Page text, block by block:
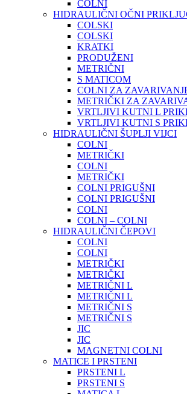
COLNI
HIDRAULIČNI OČNI
COLSKI
COLSKI
KRATKI
PRODUŽENI
METRIČNI
S MATICOM
COLNI ZA
METRIČKI ZA
VRTLJIVI KUTNI L
VRTLJIVI KUTNI S
HIDRAULIČNI ŠUPLJI VIJCI
COLNI
METRIČKI
COLNI
METRIČKI
COLNI PRIGUŠNI
COLNI PRIGUŠNI
COLNI
COLNI – COLNI
HIDRAULIČNI ČEPOVI
COLNI
COLNI
METRIČKI
METRIČKI
METRIČNI L
METRIČNI L
METRIČNI S
METRIČNI S
JIC
JIC
MAGNETNI COLNI
MATICE I PRSTENI
PRSTENI L
PRSTENI S